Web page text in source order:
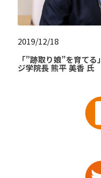
2019/12/18
「”跡取り娘”を育て
ジ学院長 熊平 美香 氏